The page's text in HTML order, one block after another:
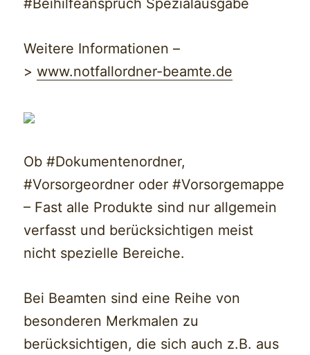
#Beihilfeanspruch Spezialausgabe
Weitere Informationen –
>www.notfallordner-beamte.de
Ob #Dokumentenordner,
#Vorsorgeordner oder #Vorsorgemappe
– Fast alle Produkte sind nur allgemein
verfasst und berücksichtigen meist
nicht spezielle Bereiche.
Bei Beamten sind eine Reihe von
besonderen Merkmalen zu
berücksichtigen, die sich auch z.B. aus